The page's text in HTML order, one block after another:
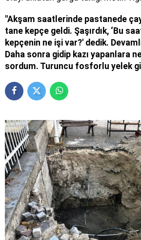
"Akşam saatlerinde pastanede
tane kepçe geldi. Şaşırdık, ‘Bu
kepçenin ne işi var?' dedik.
Daha sonra gidip kazı yapanlara
sordum. Turuncu fosforlu yelek